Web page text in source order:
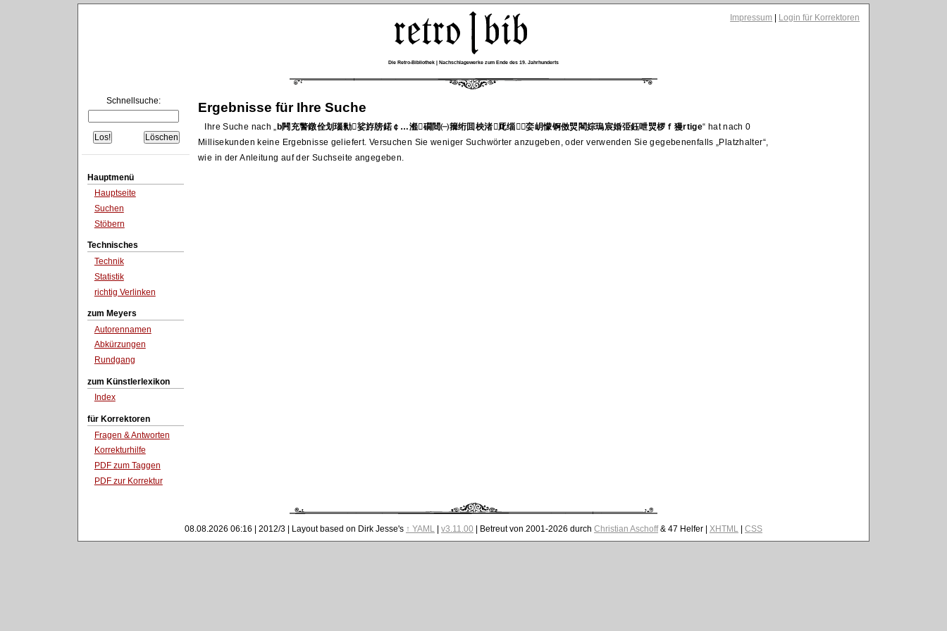
Impressum Login für Korrektoren
Die Retro-Bibliothek | Nachschlagewerke zum Ende des 19. Jahrhunderts
Schnellsuche:
Hauptmenü
Hauptseite
Suchen
Stöbern
Technisches
Technik
Statistik
richtig Verlinken
zum Meyers
Autorennamen
Abkürzungen
Rundgang
zum Künstlerlexikon
Index
für Korrektoren
Fragen & Antworten
Korrekturhilfe
PDF zum Taggen
PDF zur Korrektur
Ergebnisse für Ihre Suche
Ihre Suche nach b闁充警鐓佺划瑙勬娑斿牓鍩￠…瀣礀閸㈠簼绗囬柍渚厑缁娈岄懞锕傚煛閵婃瑦宸婚弫鈺呭煛椤ｆ獌rtige
hat nach 0
Millisekunden keine Ergebnisse geliefert. Versuchen Sie weniger Suchwörter anzugeben, oder verwenden Sie gegebenenfalls Platzhalter ,
wie in der Anleitung auf der Suchseite angegeben.
08.08.2026 06:16 | 2012/3 | Layout based on Dirk Jesse's ↑ YAML| v3.11.00 | Betreut von 2001-2026 durch Christian Aschoff& 47 Helfer | XHTML| CSS